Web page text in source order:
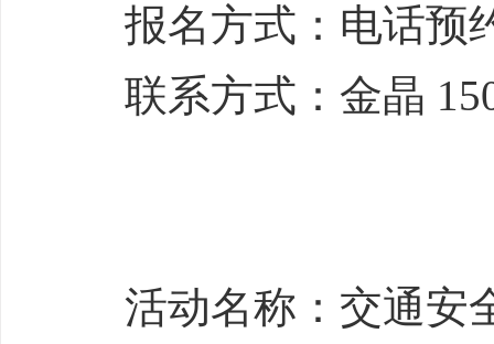
报名方式：电话预
联系方式：金晶
活动名称：交通安